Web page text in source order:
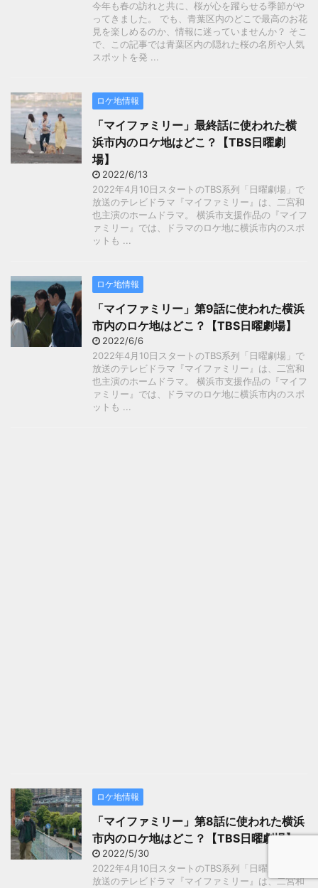
今年も春の訪れと共に、桜が心を躍らせる季節がや
ってきました。 でも、青葉区内のどこで最高のお花
見を楽しめるのか、情報に迷っていませんか？ そこ
で、この記事では青葉区内の隠れた桜の名所や人気
スポットを発 ...
ロケ地情報
「マイファミリー」最終話に使われた横
浜市内のロケ地はどこ？【TBS日曜劇
場】
2022/6/13
2022年4月10日スタートのTBS系列「日曜劇場」で
放送のテレビドラマ『マイファミリー』は、二宮和
也主演のホームドラマ。 横浜市支援作品の『マイフ
ァミリー』では、ドラマのロケ地に横浜市内のスポ
ットも ...
ロケ地情報
「マイファミリー」第9話に使われた横浜
市内のロケ地はどこ？【TBS日曜劇場】
2022/6/6
2022年4月10日スタートのTBS系列「日曜劇場」で
放送のテレビドラマ『マイファミリー』は、二宮和
也主演のホームドラマ。 横浜市支援作品の『マイフ
ァミリー』では、ドラマのロケ地に横浜市内のスポ
ットも ...
ロケ地情報
「マイファミリー」第8話に使われた横浜
市内のロケ地はどこ？【TBS日曜劇場】
2022/5/30
2022年4月10日スタートのTBS系列「日曜劇場」で
放送のテレビドラマ『マイファミリー』は、二宮和